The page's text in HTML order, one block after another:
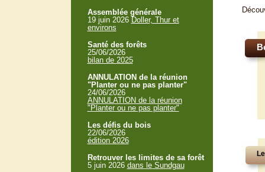
Assemblée générale
19 juin 2026 Doller, Thur et
environs
Santé des forêts
25/06/2026
bilan de 2025
ANNULATION de la réunion
"Planter ou ne pas planter"
24/06/2026
ANNULATION de la réunion
"Planter ou ne pas planter"
Les défis du bois
22/06/2026
édition 2026
Retrouver les limites de sa forêt
5 juin 2026 dans le Sundgau